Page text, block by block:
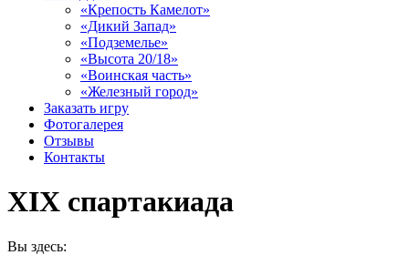
«Крепость Камелот»
«Дикий Запад»
«Подземелье»
«Высота 20/18»
«Воинская часть»
«Железный город»
Заказать игру
Фотогалерея
Отзывы
Контакты
XIX спартакиада
Вы здесь: